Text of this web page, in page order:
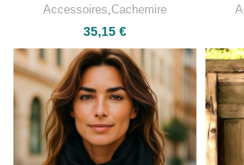
Accessoires,Cachemire
35,15 €